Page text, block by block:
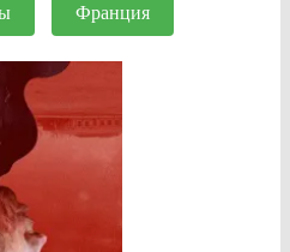
Франция